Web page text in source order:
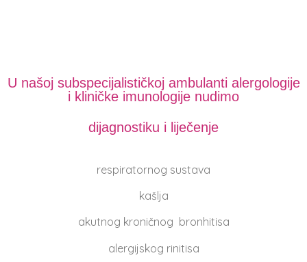
U našoj subspecijalističkoj ambulanti alergologije
i kliničke imunologije nudimo
dijagnostiku i liječenje
respiratornog sustava
kašlja
akutnog kroničnog bronhitisa
alergijskog rinitisa